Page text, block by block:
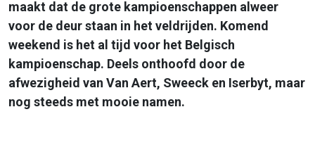
maakt dat de grote kampioenschappen alweer
voor de deur staan in het veldrijden. Komend
weekend is het al tijd voor het Belgisch
kampioenschap. Deels onthoofd door de
afwezigheid van Van Aert, Sweeck en Iserbyt, maar
nog steeds met mooie namen.